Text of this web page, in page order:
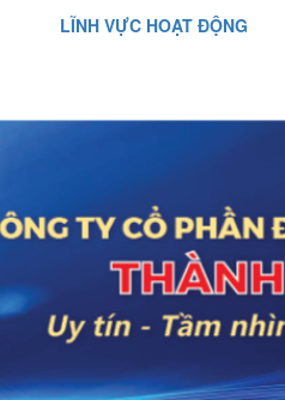
LĨNH VỰC HOẠT ĐỘNG